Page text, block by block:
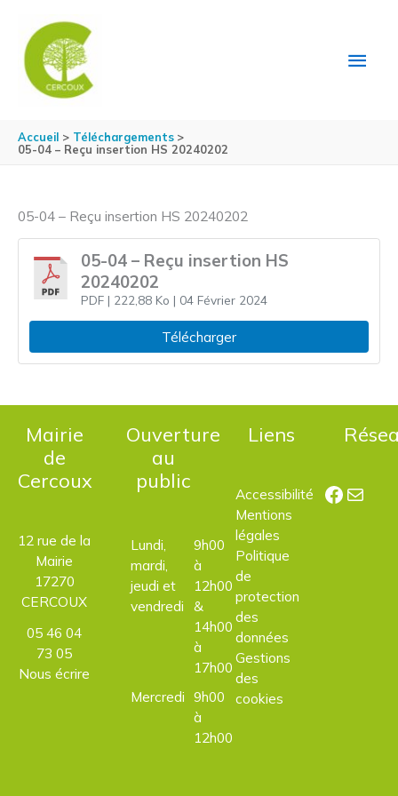
Accueil
Téléchargements
05-04 – Reçu insertion HS 20240202
05-04 – Reçu insertion HS 20240202
05-04 – Reçu insertion HS
20240202
PDF| 222,88 Ko | 04 Février 2024
Télécharger
Mairie
de
Cercoux
12 rue de la
Mairie
17270
CERCOUX
05 46 04
73 05
Nous écrire
Ouverture
au
public
Lundi,
mardi,
jeudi et
vendredi
9h00
à
12h00
&
14h00
à
17h00
Mercredi 9h00
à
12h00
Liens
Accessibilité
Mentions
légales
Politique
de
protection
des
données
Gestions
des
cookies
E-mail